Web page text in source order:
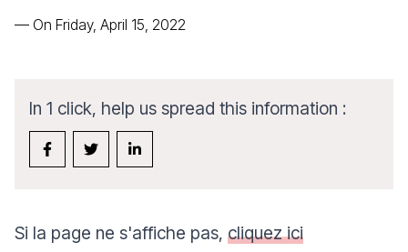
— On Friday, April 15, 2022
In 1 click, help us spread this information :
Si la page ne s'affiche pas, cliquez ici